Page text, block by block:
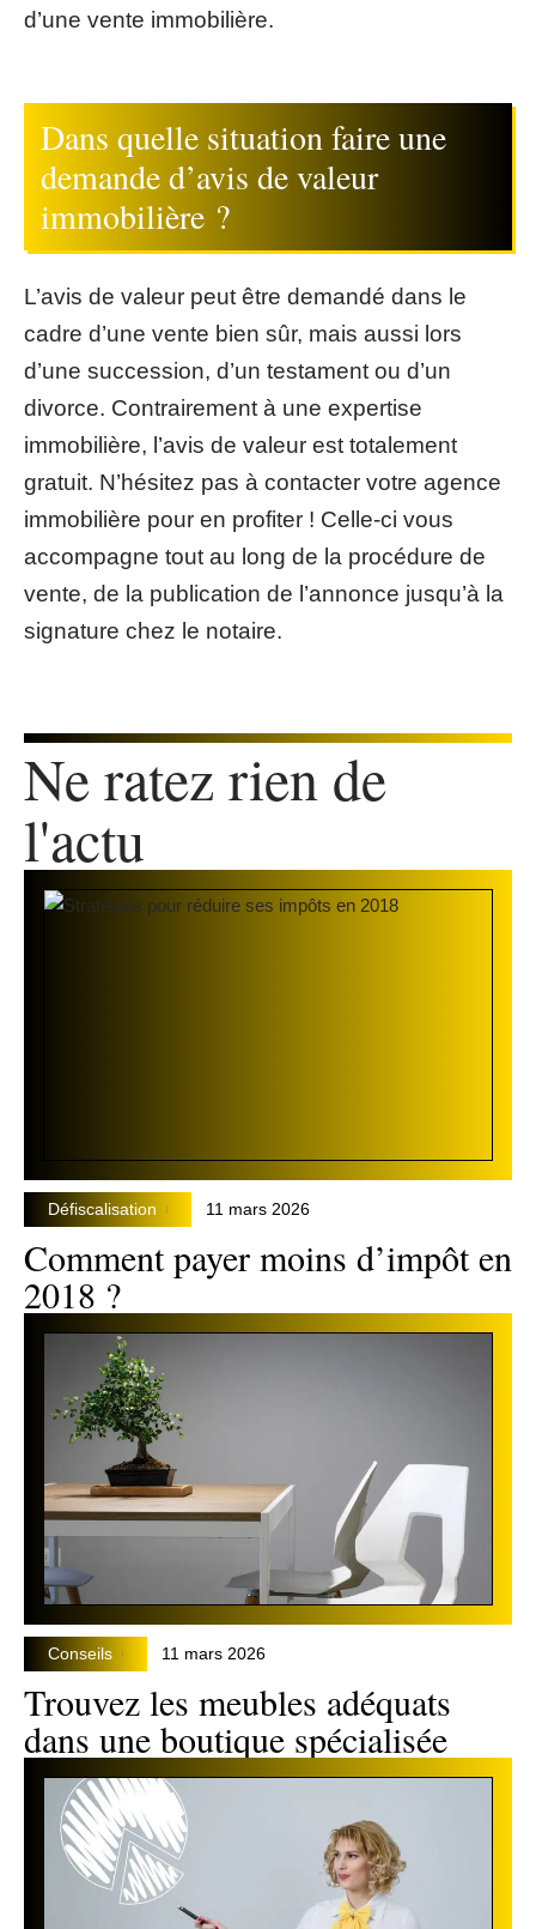
d’une vente immobilière.
Dans quelle situation faire une
demande d’avis de valeur
immobilière ?
L’avis de valeur peut être demandé dans le
cadre d’une vente bien sûr, mais aussi lors
d’une succession, d’un testament ou d’un
divorce. Contrairement à une expertise
immobilière, l’avis de valeur est totalement
gratuit. N’hésitez pas à contacter votre agence
immobilière pour en profiter ! Celle-ci vous
accompagne tout au long de la procédure de
vente, de la publication de l’annonce jusqu’à la
signature chez le notaire.
Ne ratez rien de
l'actu
Défiscalisation 11 mars 2026
Comment payer moins d’impôt en
2018 ?
Conseils 11 mars 2026
Trouvez les meubles adéquats
dans une boutique spécialisée